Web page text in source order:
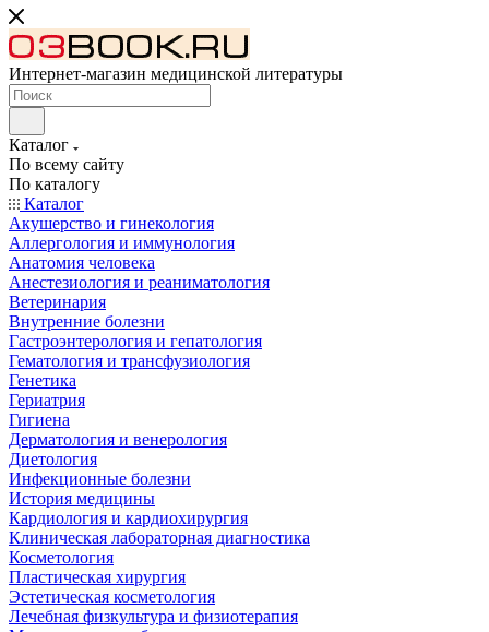
Интернет-магазин медицинской литературы
Каталог
По всему сайту
По каталогу
Каталог
Акушерство и гинекология
Аллергология и иммунология
Анатомия человека
Анестезиология и реаниматология
Ветеринария
Внутренние болезни
Гастроэнтерология и гепатология
Гематология и трансфузиология
Генетика
Гериатрия
Гигиена
Дерматология и венерология
Диетология
Инфекционные болезни
История медицины
Кардиология и кардиохирургия
Клиническая лабораторная диагностика
Косметология
Пластическая хирургия
Эстетическая косметология
Лечебная физкультура и физиотерапия